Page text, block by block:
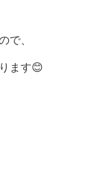
で、
ます😊